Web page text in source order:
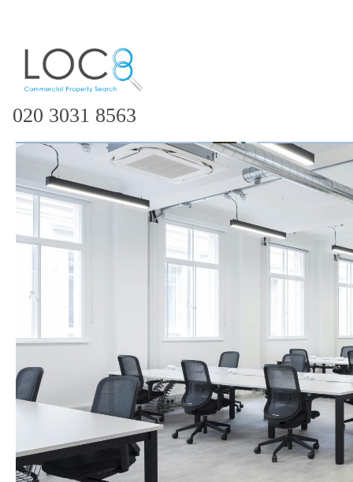
020 3031 8563